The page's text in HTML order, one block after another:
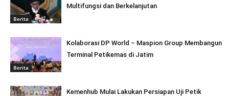
Berita
Multifungsi dan Berkelanjutan
Berita
Kolaborasi DP World – Maspion Group Membangun
Terminal Petikemas di Jatim
Kemenhub Mulai Lakukan Persiapan Uji Petik